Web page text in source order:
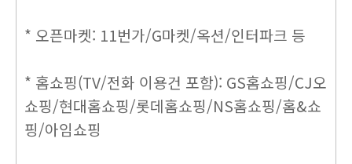
* 오픈마켓: 11번가/G마켓/옥션/인터파크 등
* 홈쇼핑(TV/전화 이용건 포함): GS홈쇼핑/CJ오
쇼핑/현대홈쇼핑/롯데홈쇼핑/NS홈쇼핑/홈&쇼
핑/아임쇼핑